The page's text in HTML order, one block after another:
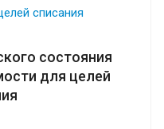
состояния
для целей